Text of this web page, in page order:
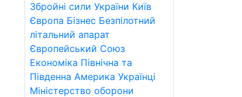
Збройні сили України Київ
Європа Бізнес Безпілотний
літальний апарат
Європейський Союз
Економіка Північна та
Південна Америка Українці
Міністерство оборони